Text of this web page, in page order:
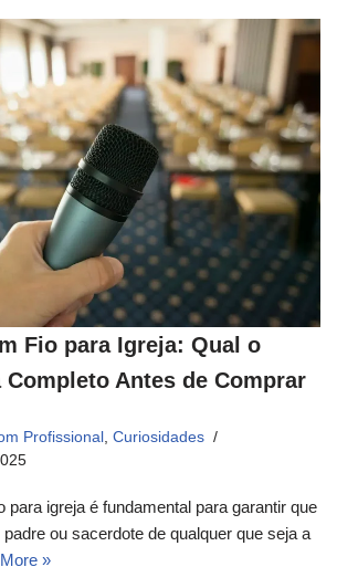
Fio para Igreja: Qual o
Completo Antes de Comprar
Profissional Curiosidades
para igreja é fundamental para garantir que
ou sacerdote de qualquer que seja a
»